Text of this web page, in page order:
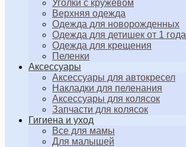
Уголки с кружевом
Верхняя одежда
Одежда для новорожденных
Одежда для детишек от 1 года
Одежда для крещения
Пеленки
Аксессуары
Аксессуары для автокресел
Накладки для пеленания
Аксессуары для колясок
Запчасти для колясок
Гигиена и уход
Все для мамы
Для малышей